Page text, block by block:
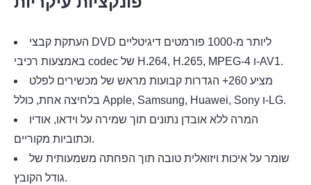
העתקת קבצי DVD ליותר מ-1000 פורמטים דיגיטליים
באמצעות רכיבי codec של H.264, H.265, MPEG-4 ו-AV1.
מציע 260+ הגדרות קבועות מראש של מכשירים לפלט
בלחיצה אחת, כולל Apple, Samsung, Huawei, Sony ו-LG.
המרה ללא אובדן נתונים תוך שמירה על וידאו, אודיו
וכתוביות מקוריים.
שומר על איכות ויזואלית טובה תוך הפחתה משמעותית של
גודל הקובץ.